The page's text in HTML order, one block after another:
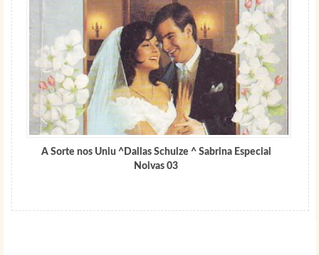
A Sorte nos Uniu ^Dallas Schulze ^ Sabrina Especial
Noivas 03